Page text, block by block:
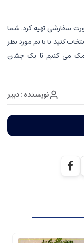
سفارشی تهیه کرد. شما
کنید تا با تم مورد نظر
می کنیم تا یک جشن
نویسنده : دبیر